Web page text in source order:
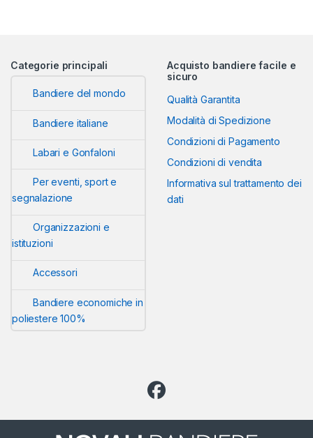
Categorie principali
Bandiere del mondo
Bandiere italiane
Labari e Gonfaloni
Per eventi, sport e
segnalazione
Organizzazioni e
istituzioni
Accessori
Bandiere economiche in
poliestere 100%
Acquisto bandiere facile e
sicuro
Qualità Garantita
Modalità di Spedizione
Condizioni di Pagamento
Condizioni di vendita
Informativa sul trattamento dei
dati